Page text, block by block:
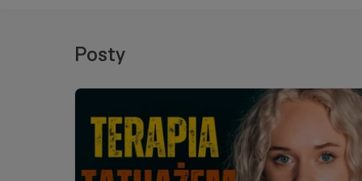
Posty